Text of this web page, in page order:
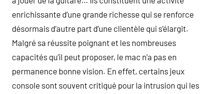
enrichissante d’une grande richesse qui se renforce
désormais d’autre part d’une clientèle qui s’élargit.
Malgré sa réussite poignant et les nombreuses
capacités qu’il peut proposer, le mac n’a pas en
permanence bonne vision. En effet, certains jeux
console sont souvent critiqué pour la intrusion qui les